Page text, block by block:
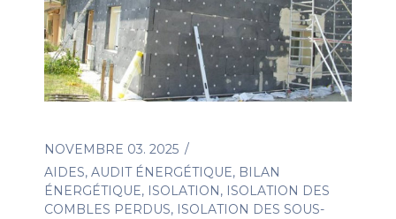
NOVEMBRE 03. 2025
AIDES, AUDIT ÉNERGÉTIQUE, BILAN
ÉNERGÉTIQUE, ISOLATION , ISOLATION DES
COMBLES PERDUS, ISOLATION DES SOUS-